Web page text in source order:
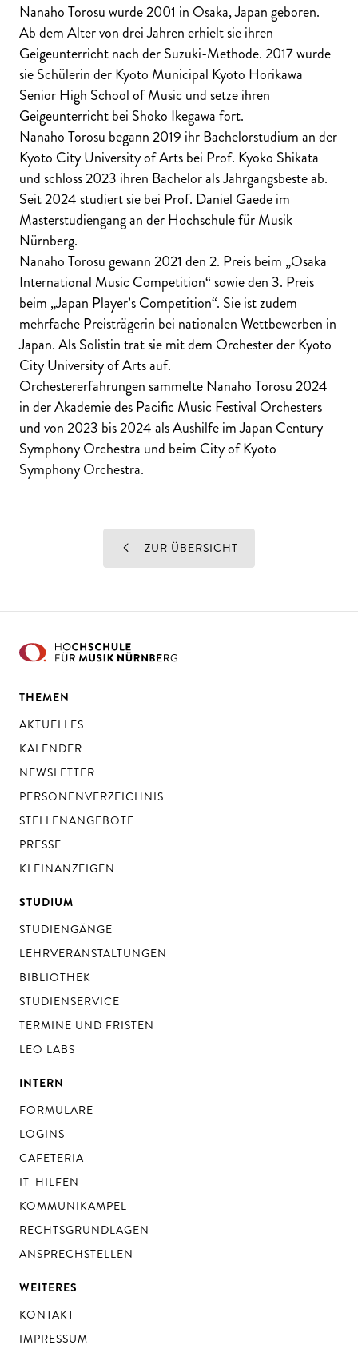
Nanaho Torosu wurde 2001 in Osaka, Japan geboren.
Ab dem Alter von drei Jahren erhielt sie ihren
Geigeunterricht nach der Suzuki-Methode. 2017 wurde
sie Schülerin der Kyoto Municipal Kyoto Horikawa
Senior High School of Music und setze ihren
Geigeunterricht bei Shoko Ikegawa fort.
Nanaho Torosu begann 2019 ihr Bachelorstudium an der
Kyoto City University of Arts bei Prof. Kyoko Shikata
und schloss 2023 ihren Bachelor als Jahrgangsbeste ab.
Seit 2024 studiert sie bei Prof. Daniel Gaede im
Masterstudiengang an der Hochschule für Musik
Nürnberg.
Nanaho Torosu gewann 2021 den 2. Preis beim „Osaka
International Music Competition“ sowie den 3. Preis
beim „Japan Player’s Competition“. Sie ist zudem
mehrfache Preisträgerin bei nationalen Wettbewerben in
Japan. Als Solistin trat sie mit dem Orchester der Kyoto
City University of Arts auf.
Orchestererfahrungen sammelte Nanaho Torosu 2024
in der Akademie des Pacific Music Festival Orchesters
und von 2023 bis 2024 als Aushilfe im Japan Century
Symphony Orchestra und beim City of Kyoto
Symphony Orchestra.
ZUR ÜBERSICHT
THEMEN
AKTUELLES
KALENDER
NEWSLETTER
PERSONENVERZEICHNIS
STELLENANGEBOTE
PRESSE
KLEINANZEIGEN
STUDIUM
STUDIENGÄNGE
LEHRVERANSTALTUNGEN
BIBLIOTHEK
STUDIENSERVICE
TERMINE UND FRISTEN
LEO LABS
INTERN
FORMULARE
LOGINS
CAFETERIA
IT-HILFEN
KOMMUNIKAMPEL
RECHTSGRUNDLAGEN
ANSPRECHSTELLEN
WEITERES
KONTAKT
IMPRESSUM